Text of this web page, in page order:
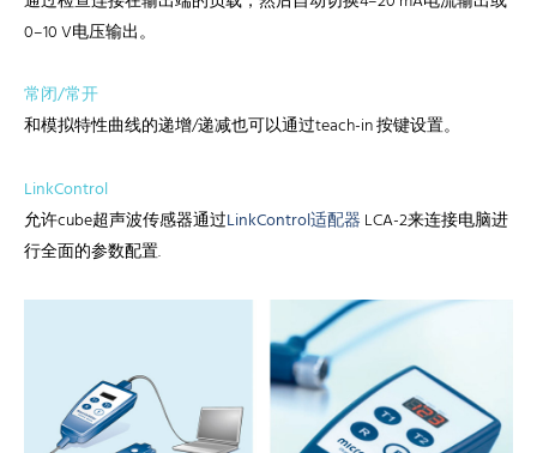
0–10 V电压输出。
常闭/常开
和模拟特性曲线的递增/递减也可以通过teach-in 按键设置。
LinkControl
允许cube超声波传感器通过LinkControl适配器 LCA-2来连接电脑进
行全面的参数配置.